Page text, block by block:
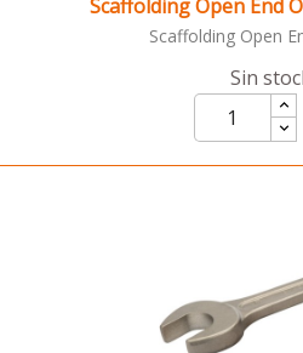
Scaffolding Open End
Scaffolding Open
Sin